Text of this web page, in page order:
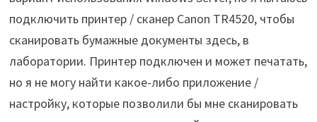
подключить принтер / сканер Canon TR4520, чтобы
сканировать бумажные документы здесь, в
лаборатории. Принтер подключен и может печатать,
но я не могу найти какое-либо приложение /
настройку, которые позволили бы мне сканировать